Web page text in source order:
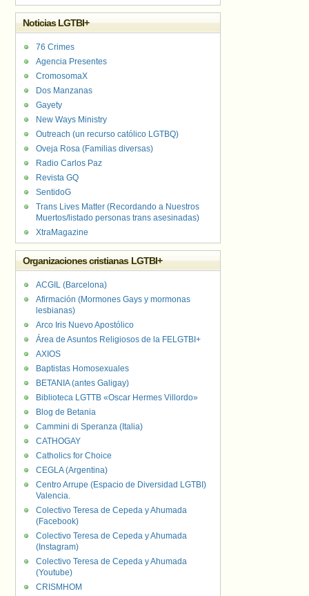
Noticias LGTBI+
76 Crimes
Agencia Presentes
CromosomaX
Dos Manzanas
Gayety
New Ways Ministry
Outreach (un recurso católico LGTBQ)
Oveja Rosa (Familias diversas)
Radio Carlos Paz
Revista GQ
SentidoG
Trans Lives Matter (Recordando a Nuestros
Muertos/listado personas trans asesinadas)
XtraMagazine
Organizaciones cristianas LGTBI+
ACGIL (Barcelona)
Afirmación (Mormones Gays y mormonas
lesbianas)
Arco Iris Nuevo Apostólico
Área de Asuntos Religiosos de la FELGTBI+
AXIOS
Baptistas Homosexuales
BETANIA (antes Galigay)
Biblioteca LGTTB «Oscar Hermes Villordo»
Blog de Betania
Cammini di Speranza (Italia)
CATHOGAY
Catholics for Choice
CEGLA (Argentina)
Centro Arrupe (Espacio de Diversidad LGTBI)
Valencia.
Colectivo Teresa de Cepeda y Ahumada
(Facebook)
Colectivo Teresa de Cepeda y Ahumada
(Instagram)
Colectivo Teresa de Cepeda y Ahumada
(Youtube)
CRISMHOM